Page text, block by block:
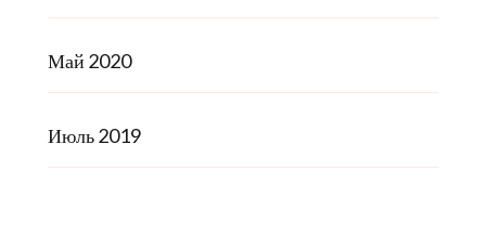
Май 2020
Июль 2019